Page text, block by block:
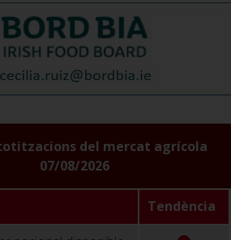
del mercat agrícola
07/08/2026
Tendència